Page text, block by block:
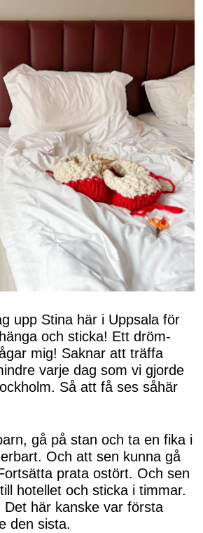
upp Stina här i Uppsala för
och sticka! Ett dröm-
mig! Saknar att träffa
varje dag som vi gjorde
Så att få ses såhär
gå på stan och ta en fika i
Och att sen kunna gå
prata ostört. Och sen
hotellet och sticka i timmar.
Det här kanske var första
den sista.